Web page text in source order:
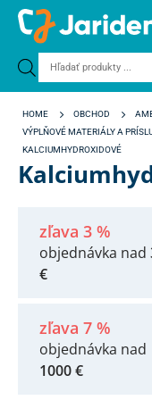
Products
HOME OBCHOD
VÝPLŇOVÉ MATERIÁLY A
KALCIUMHYDROXIDOVÉ
zľava 3 %
objednávka nad
€
zľava 7 %
objednávka nad
1000 €